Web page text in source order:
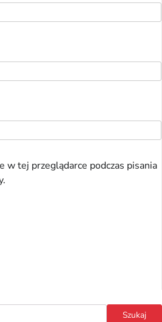
w tej przeglądarce podczas pisania
Szukaj